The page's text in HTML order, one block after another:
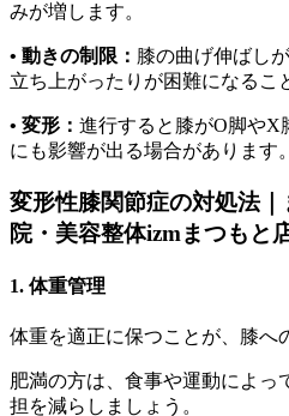
みが増します。
• 動きの制限： 膝の曲げ伸ばし
立ち上がったりが困難になるこ
• 変形： 進行すると膝がO脚やX
にも影響が出る場合があります。
変形性膝関節症の対処法
院・美容整体izmまつもと
1. 体重管理
体重を適正に保つことが、膝へ
肥満の方は、食事や運動によっ
担を減らしましょう。